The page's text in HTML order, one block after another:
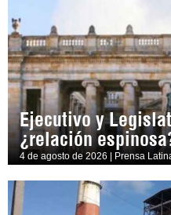
Ejecutivo y
¿relación
4 de agosto de 2026 | Prensa